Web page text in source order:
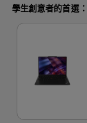
學生創意者的首選：